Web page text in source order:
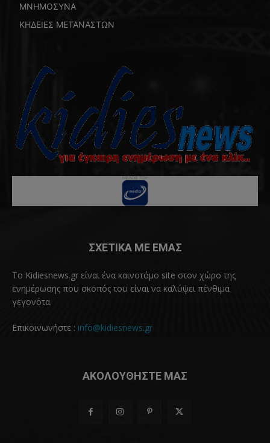
ΜΝΗΜΟΣΥΝΑ
ΚΗΔΕΙΕΣ ΜΕΤΑΝΑΣΤΩΝ
ΣΧΕΤΙΚΑ ΜΕ ΕΜΑΣ
Το Kidiesnews.gr είναι ένα καινοτόμο site στον χώρο της
ενημέρωσης που σκοπός του είναι να καλύψει πένθιμα
γεγονότα.
Επικοινωνήστε : info@kidiesnews.gr
ΑΚΟΛΟΥΘΗΣΤΕ ΜΑΣ